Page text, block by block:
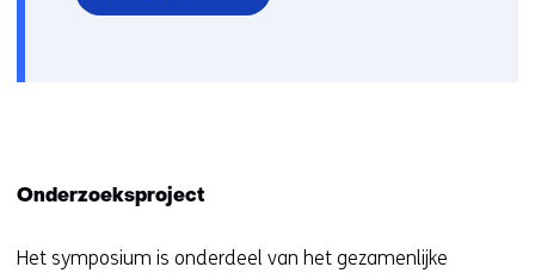
Onderzoeksproject
Het symposium is onderdeel van het gezamenlijke